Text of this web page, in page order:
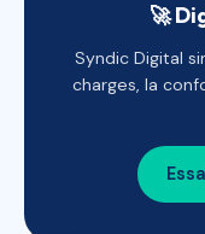
🚀
Syndic Digital
charges, la